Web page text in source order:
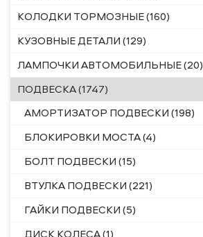
КОЛОДКИ ТОРМОЗНЫЕ (160)
КУЗОВНЫЕ ДЕТАЛИ (129)
ЛАМПОЧКИ АВТОМОБИЛЬНЫЕ (20)
ПОДВЕСКА (1747)
АМОРТИЗАТОР ПОДВЕСКИ (198)
БЛОКИРОВКИ МОСТА (4)
БОЛТ ПОДВЕСКИ (15)
ВТУЛКА ПОДВЕСКИ (221)
ГАЙКИ ПОДВЕСКИ (5)
ДИСК КОЛЕСА (1)